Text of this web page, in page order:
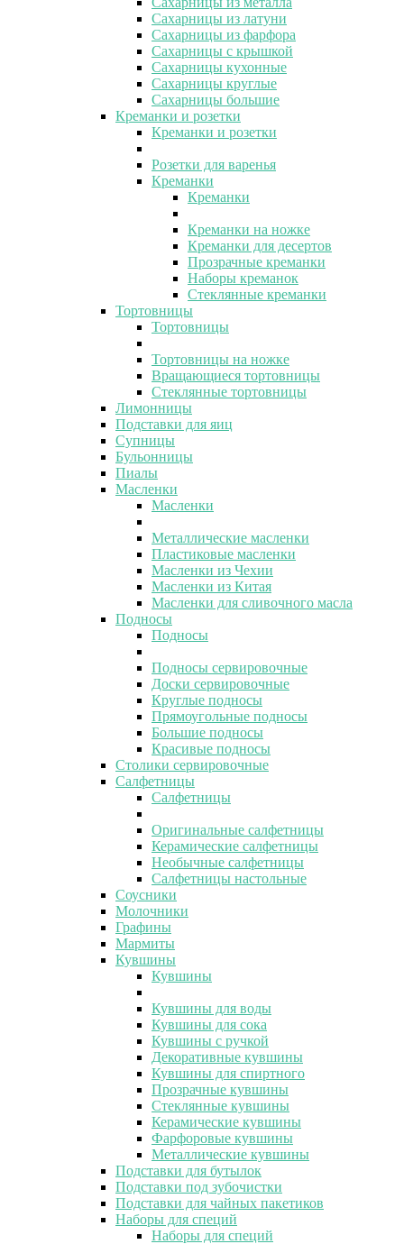
Сахарницы из латуни
Сахарницы из фарфора
Сахарницы с крышкой
Сахарницы кухонные
Сахарницы круглые
Сахарницы большие
Креманки и розетки
Креманки и розетки
Розетки для варенья
Креманки
Креманки
Креманки на ножке
Креманки для десертов
Прозрачные креманки
Наборы креманок
Стеклянные креманки
Тортовницы
Тортовницы
Тортовницы на ножке
Вращающиеся тортовницы
Стеклянные тортовницы
Лимонницы
Подставки для яиц
Супницы
Бульонницы
Пиалы
Масленки
Масленки
Металлические масленки
Пластиковые масленки
Масленки из Чехии
Масленки из Китая
Масленки для сливочного масла
Подносы
Подносы
Подносы сервировочные
Доски сервировочные
Круглые подносы
Прямоугольные подносы
Большие подносы
Красивые подносы
Столики сервировочные
Салфетницы
Салфетницы
Оригинальные салфетницы
Керамические салфетницы
Необычные салфетницы
Салфетницы настольные
Соусники
Молочники
Графины
Мармиты
Кувшины
Кувшины
Кувшины для воды
Кувшины для сока
Кувшины с ручкой
Декоративные кувшины
Кувшины для спиртного
Прозрачные кувшины
Стеклянные кувшины
Керамические кувшины
Фарфоровые кувшины
Металлические кувшины
Подставки для бутылок
Подставки под зубочистки
Подставки для чайных пакетиков
Наборы для специй
Наборы для специй